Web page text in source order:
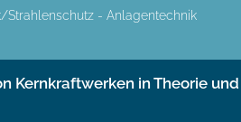
Strahlenschutz - Anlagentechnik
Kernkraftwerken in Theorie und